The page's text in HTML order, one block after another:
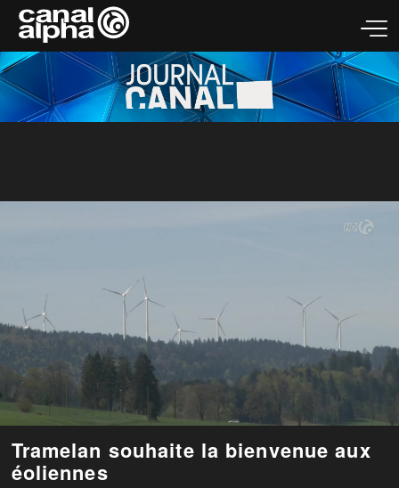
Tramelan souhaite la bienvenue aux
éoliennes